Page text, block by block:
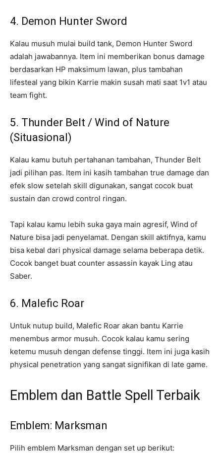
4. Demon Hunter Sword
Kalau musuh mulai build tank, Demon Hunter Sword
adalah jawabannya. Item ini memberikan bonus damage
berdasarkan HP maksimum lawan, plus tambahan
lifesteal yang bikin Karrie makin susah mati saat 1v1 atau
team fight.
5. Thunder Belt / Wind of Nature
(Situasional)
Kalau kamu butuh pertahanan tambahan, Thunder Belt
jadi pilihan pas. Item ini kasih tambahan true damage dan
efek slow setelah skill digunakan, sangat cocok buat
sustain dan crowd control ringan.
Tapi kalau kamu lebih suka gaya main agresif, Wind of
Nature bisa jadi penyelamat. Dengan skill aktifnya, kamu
bisa kebal dari physical damage selama beberapa detik.
Cocok banget buat counter assassin kayak Ling atau
Saber.
6. Malefic Roar
Untuk nutup build, Malefic Roar akan bantu Karrie
menembus armor musuh. Cocok kalau kamu sering
ketemu musuh dengan defense tinggi. Item ini juga kasih
physical penetration yang sangat signifikan di late game.
Emblem dan Battle Spell Terbaik
Emblem: Marksman
Pilih emblem Marksman dengan set up berikut: